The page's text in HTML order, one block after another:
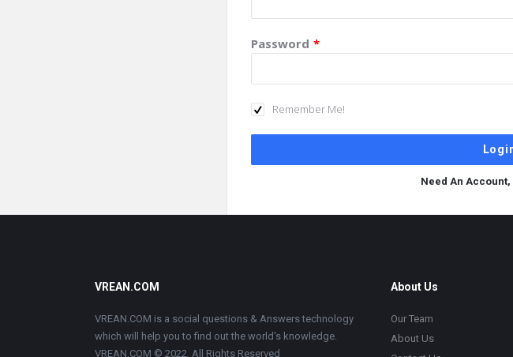
Password *
Remember Me!
Need An Account,
Footer
VREAN.COM
VREAN.COM is a social questions & Answers technology
which will help you to find out the world's knowledge.
VREAN.COM © 2022. All Rights Reserved
About Us
Our Team
About Us